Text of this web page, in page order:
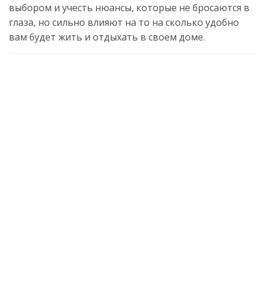
выбором и учесть нюансы, которые не бросаются в
глаза, но сильно влияют на то на сколько удобно
вам будет жить и отдыхать в своем доме.